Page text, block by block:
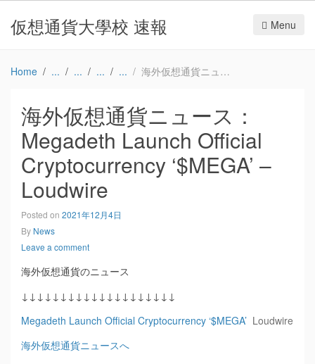
仮想通貨大學校 速報 Menu
Home 海外仮想通貨ニュース：Megadeth Launch Official Cryptocurrency ‘$MEGA’ – Loudwire
海外仮想通貨ニュース：
Megadeth Launch Official
Cryptocurrency ‘$MEGA’ –
Loudwire
Posted on 2021年12月4日
By News
Leave a comment
海外仮想通貨のニュース
↓↓↓↓↓↓↓↓↓↓↓↓↓↓↓↓↓↓↓↓
Megadeth Launch Official Cryptocurrency ‘$MEGA’ Loudwire
海外仮想通貨ニュースへ